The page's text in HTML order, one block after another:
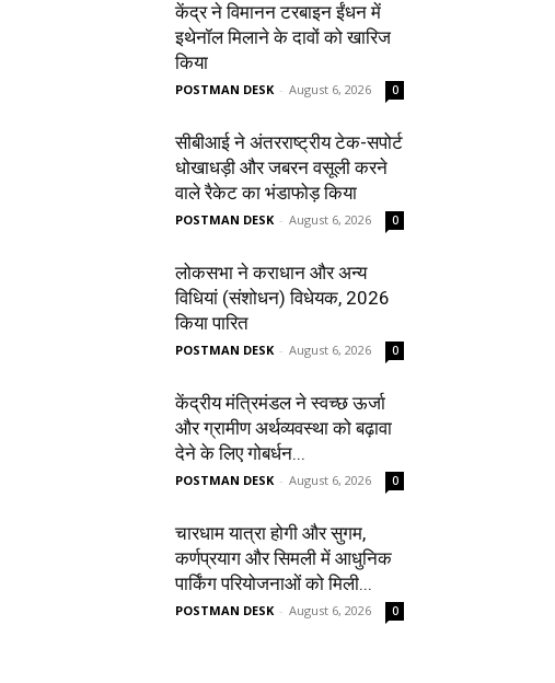
केंद्र ने विमानन टरबाइन ईंधन में
इथेनॉल मिलाने के दावों को खारिज
किया
POSTMAN DESK - August 6, 2026 0
सीबीआई ने अंतरराष्ट्रीय टेक-सपोर्ट
धोखाधड़ी और जबरन वसूली करने
वाले रैकेट का भंडाफोड़ किया
POSTMAN DESK - August 6, 2026 0
लोकसभा ने कराधान और अन्य
विधियां (संशोधन) विधेयक, 2026
किया पारित
POSTMAN DESK - August 6, 2026 0
केंद्रीय मंत्रिमंडल ने स्वच्छ ऊर्जा
और ग्रामीण अर्थव्यवस्था को बढ़ावा
देने के लिए गोबर्धन...
POSTMAN DESK - August 6, 2026 0
चारधाम यात्रा होगी और सुगम,
कर्णप्रयाग और सिमली में आधुनिक
पार्किंग परियोजनाओं को मिली...
POSTMAN DESK - August 6, 2026 0